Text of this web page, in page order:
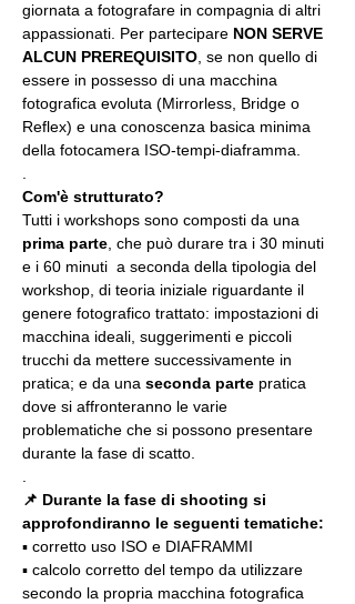
giornata a fotografare in compagnia di altri
appassionati. Per partecipare NON SERVE
ALCUN PREREQUISITO , se non quello di
essere in possesso di una macchina
fotografica evoluta (Mirrorless, Bridge o
Reflex) e una conoscenza basica minima
della fotocamera ISO-tempi-diaframma.
Com'è strutturato?
Tutti i workshops sono composti da una
prima parte , che può durare tra i 30 minuti
e i 60 minuti  a seconda della tipologia del
workshop, di teoria iniziale riguardante il
genere fotografico trattato: impostazioni di
macchina ideali, suggerimenti e piccoli
trucchi da mettere successivamente in
pratica; e da una seconda parte pratica
dove si affronteranno le varie
problematiche che si possono presentare
durante la fase di scatto.
📌 Durante la fase di shooting si
approfondiranno le seguenti tematiche:
▪️ corretto uso ISO e DIAFRAMMI
▪️ calcolo corretto del tempo da utilizzare
secondo la propria macchina fotografica